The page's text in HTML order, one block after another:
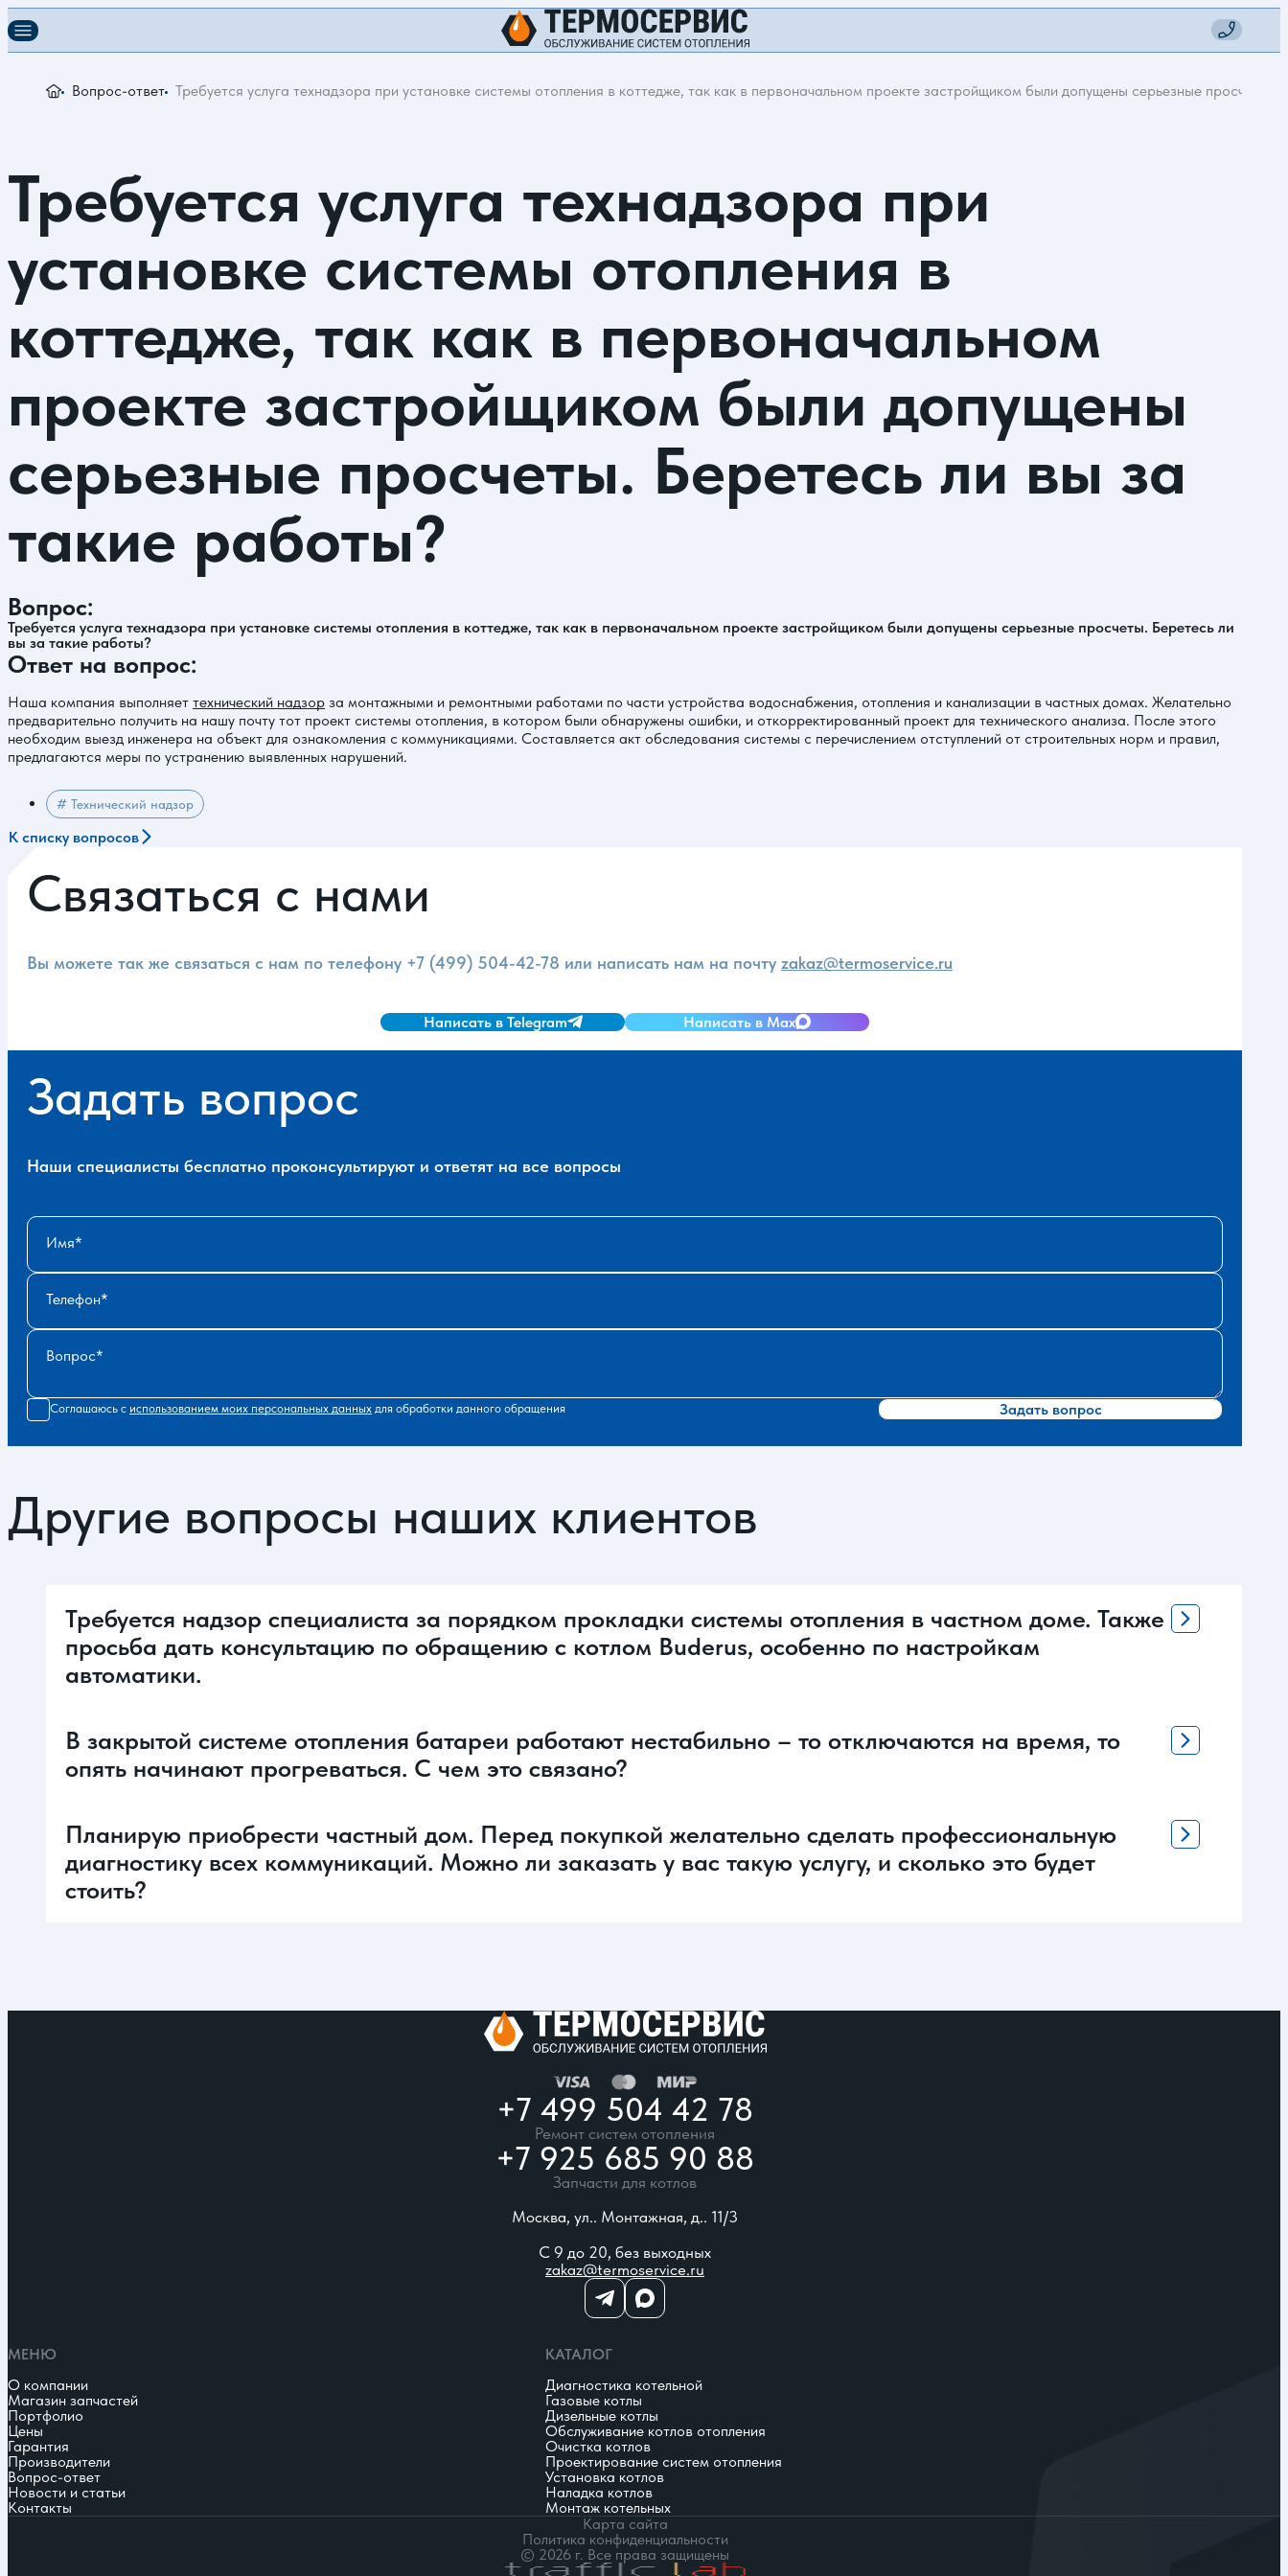
Вопрос-ответ Требуется услуга технадзора при установке системы отопления в коттедже, так как в первоначальном проекте застройщиком были допущены серьезные просчеты.
Требуется услуга технадзора при
установке системы отопления в
коттедже, так как в первоначальном
проекте застройщиком были допущены
серьезные просчеты. Беретесь ли вы за
такие работы?
Вопрос:
Требуется услуга технадзора при установке системы отопления в коттедже, так как в первоначальном проекте застройщиком были допущены серьезные просчеты. Беретесь ли
вы за такие работы?
Ответ на вопрос:
Наша компания выполняет технический надзор за монтажными и ремонтными работами по части устройства водоснабжения, отопления и канализации в частных домах. Желательно
предварительно получить на нашу почту тот проект системы отопления, в котором были обнаружены ошибки, и откорректированный проект для технического анализа. После этого
необходим выезд инженера на объект для ознакомления с коммуникациями. Составляется акт обследования системы с перечислением отступлений от строительных норм и правил,
предлагаются меры по устранению выявленных нарушений.
# Технический надзор
К списку вопросов
Связаться с нами
Вы можете так же связаться с нам по телефону +7 (499) 504-42-78 или написать нам на почту zakaz@termoservice.ru
Написать в Telegram Написать в Max
Задать вопрос
Наши специалисты бесплатно проконсультируют и ответят на все вопросы
Имя
Телефон
Вопрос
Соглашаюсь с использованием моих персональных данных для обработки данного обращения Задать вопрос
Другие вопросы наших клиентов
Требуется надзор специалиста за порядком прокладки системы отопления в частном доме. Также
просьба дать консультацию по обращению с котлом Buderus, особенно по настройкам
автоматики.
В закрытой системе отопления батареи работают нестабильно – то отключаются на время, то
опять начинают прогреваться. С чем это связано?
Планирую приобрести частный дом. Перед покупкой желательно сделать профессиональную
диагностику всех коммуникаций. Можно ли заказать у вас такую услугу, и сколько это будет
стоить?
+7 499 504 42 78
Ремонт систем отопления
+7 925 685 90 88
Запчасти для котлов
Москва, ул.. Монтажная, д.. 11/3
С 9 до 20, без выходных
zakaz@termoservice.ru
МЕНЮ
О компании
Магазин запчастей
Портфолио
Цены
Гарантия
Производители
Вопрос-ответ
Новости и статьи
Контакты
КАТАЛОГ
Диагностика котельной
Газовые котлы
Дизельные котлы
Обслуживание котлов отопления
Очистка котлов
Проектирование систем отопления
Установка котлов
Наладка котлов
Монтаж котельных
Карта сайта
Политика конфиденциальности
© 2026 г. Все права защищены